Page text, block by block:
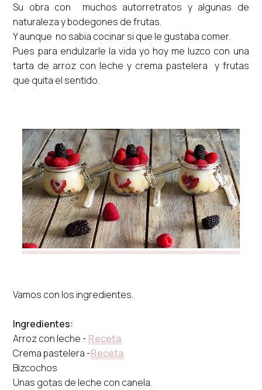
Su obra con muchos autorretratos y algunas de
naturaleza y bodegones de frutas.
Y aunque no sabia cocinar si que le gustaba comer.
Pues para endulzarle la vida yo hoy me luzco con una
tarta de arroz con leche y crema pastelera y frutas
que quita el sentido.
Vamos con los ingredientes.
Ingredientes:
Arroz con leche -Receta
Crema pastelera -Receta
Bizcochos
Unas gotas de leche con canela.